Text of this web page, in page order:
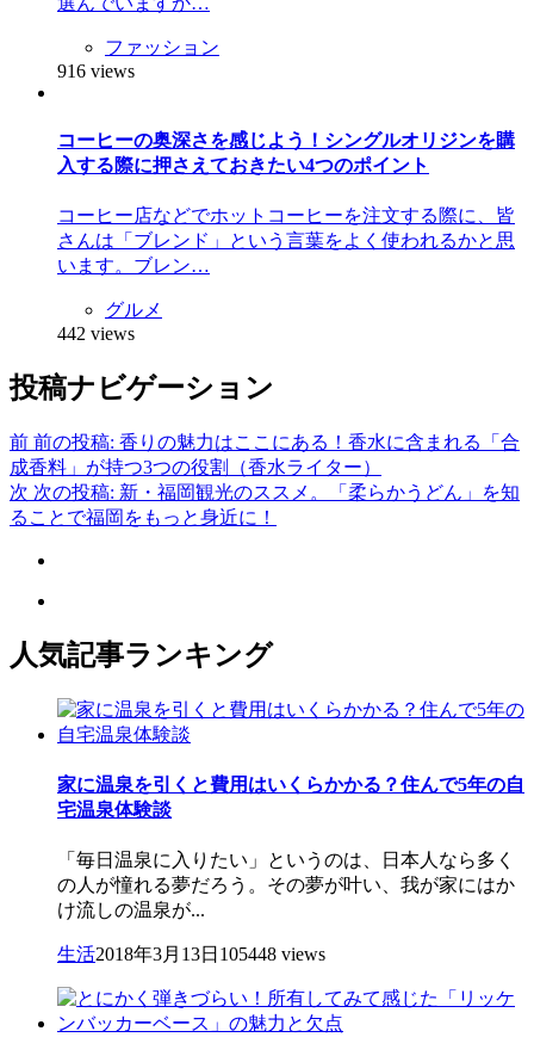
ファッション
916 views
コーヒーの奥深さを感じよう！シングルオリジンを購
入する際に押さえておきたい4つのポイント
コーヒー店などでホットコーヒーを注文する際に、皆
さんは「ブレンド」という言葉をよく使われるかと思
います。ブレン…
グルメ
442 views
投稿ナビゲーション
前 前の投稿: 香りの魅力はここにある！香水に含まれる「合
成香料」が持つ3つの役割（香水ライター）
次 次の投稿: 新・福岡観光のススメ。「柔らかうどん」を知
ることで福岡をもっと身近に！
人気記事ランキング
家に温泉を引くと費用はいくらかかる？住んで5年の自
宅温泉体験談
「毎日温泉に入りたい」というのは、日本人なら多く
の人が憧れる夢だろう。その夢が叶い、我が家にはか
け流しの温泉が...
生活2018年3月13日 105448 views